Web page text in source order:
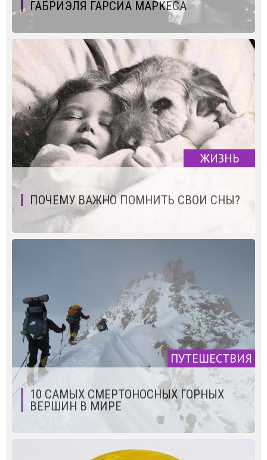
ГАБРИЭЛЯ ГАРСИА МАРКЕСА
ЖИЗНЬ
ПОЧЕМУ ВАЖНО ПОМНИТЬ СВОИ СНЫ?
ПУТЕШЕСТВИЯ
10 САМЫХ СМЕРТОНОСНЫХ ГОРНЫХ
ВЕРШИН В МИРЕ